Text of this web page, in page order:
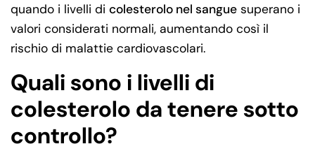
quando i livelli di colesterolo nel sangue superano i
valori considerati normali, aumentando così il
rischio di malattie cardiovascolari.
Quali sono i livelli di
colesterolo da tenere sotto
controllo?